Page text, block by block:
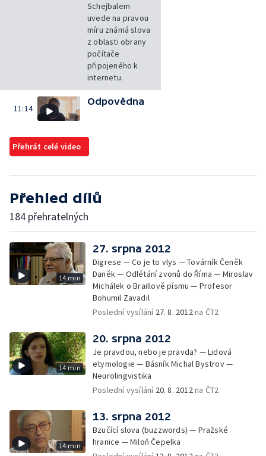
Schejbalem
uvede na pravou
míru známá slova
z oblasti obrany
počítače
připojeného k
internetu.
11:14
Odpovědna
Přehrát celé video
Přehled dílů
184 přehratelných
14 min
27. srpna 2012
Digrese — Co je to vlys — Továrník Čeněk
Daněk — Odlétání zvonů do Říma — Miroslav
Michálek o Braillově písmu — Profesor
Bohumil Zavadil
Poslední vysílání 27. 8. 2012 na ČT2
14 min
20. srpna 2012
Je pravdou, nebo je pravda? — Lidová
etymologie — Básník Michal Bystrov —
Neurolingvistika
Poslední vysílání 20. 8. 2012 na ČT2
14 min
13. srpna 2012
Bzučící slova (buzzwords) — Pražské
hranice — Miloň Čepelka